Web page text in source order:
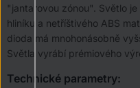
"jantarovou zónou". Světlo
hliníku a netříštivého ABS
dioda má mnohonásobně
Světla vyrábí prémiového
Technické parametry: